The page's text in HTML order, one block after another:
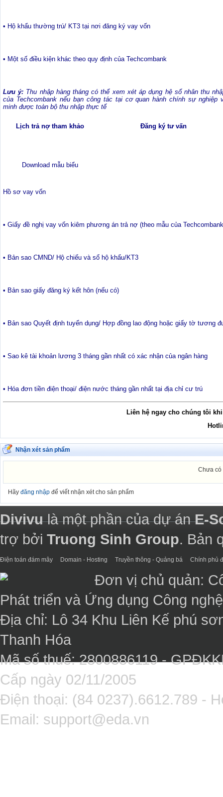
• Hộ khẩu thường trú/ KT3 tại nơi đăng ký vay vốn
• Một số điều kiện khác theo quy định của Techcombank
Lưu ý: Thu nhập hàng tháng có thể xem xét áp dụng hệ số nhân thu
của Techcombank nếu bạn công tác tại cơ quan hành chính sự nghiệp
minh được toàn bộ thu nhập thực tế
Lịch trả nợ tham khảo Đăng ký tư vấn
Download mẫu biểu
Hồ sơ vay vốn
• Giấy đề nghị vay vốn kiêm phương án trả nợ (theo mẫu của
• Bản sao CMND/ Hộ chiếu và sổ hộ khẩu/KT3
• Bản sao giấy đăng ký kết hôn (nếu có)
• Bản sao Quyết định tuyển dụng/ Hợp đồng lao động hoặc giấy tờ tương
• Sao kê tài khoản lương 3 tháng gần nhất có xác nhận của ngân hàng
• Hóa đơn tiền điện thoại/ điện nước tháng gần nhất tại địa chỉ cư trú
Liên hệ ngay cho chúng tôi
Nhận xét sản phẩm
Chưa có
Hãy đăng nhập để viết nhận xét cho sản phẩm
Divivulà một phần của dự ánE-
trợ bởi Truong Sinh Group. Bản
Điện toán đám mây Domain - Hosting Truyền thông - Quảng bá Chính phủ
Đơn vị chủ quản:
Phát triển và Ứng dụng Công
Địa chỉ: Lô 34 Khu Liên Kế phú
Thanh Hóa
Mã số thuế: 2800886119 -
Cấp ngày 02/11/2005
Điện thoại: (84 0237).6612.789 -
Email: support@eda.vn